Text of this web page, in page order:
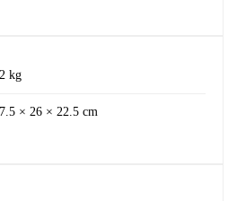
kg
× 26 × 22.5 cm